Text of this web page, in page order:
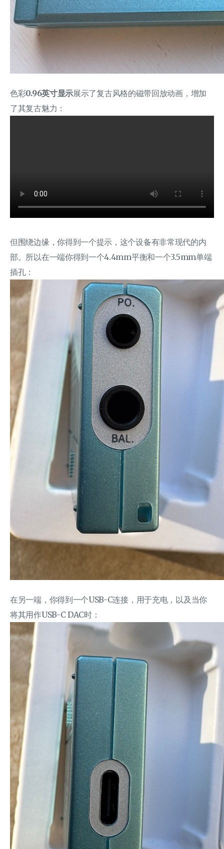
色彩0.96英寸显示展示了复古风格的磁带回放动画，增加
了其复古魅力：
但围绕边缘，你得到一个提示，这个设备有非常现代的内
部。所以在一端你得到一个4.4mm平衡和一个3.5mm单端
插孔：
在另一端，你得到一个USB-C连接，用于充电，以及当你
将其用作USB-C DAC时：